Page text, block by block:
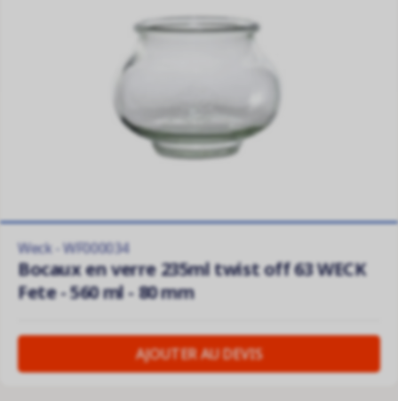
Weck - WF000034
Bocaux en verre 235ml twist off 63 WECK
Fete - 560 ml - 80 mm
AJOUTER AU DEVIS